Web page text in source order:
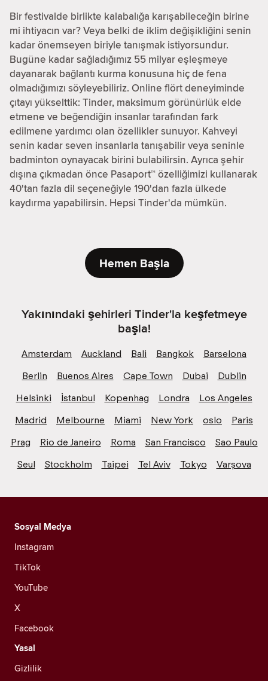
Bir festivalde birlikte kalabalığa karışabileceğin birine
mi ihtiyacın var? Veya belki de iklim değişikliğini senin
kadar önemseyen biriyle tanışmak istiyorsundur.
Bugüne kadar sağladığımız 55 milyar eşleşmeye
dayanarak bağlantı kurma konusuna hiç de fena
olmadığımızı söyleyebiliriz. Online flört deneyiminde
çıtayı yükselttik: Tinder, maksimum görünürlük elde
etmene ve beğendiğin insanlar tarafından fark
edilmene yardımcı olan özellikler sunuyor. Kahveyi
senin kadar seven insanlarla tanışabilir veya seninle
badminton oynayacak birini bulabilirsin. Ayrıca şehir
dışına çıkmadan önce Pasaport™ özelliğimizi kullanarak
40'tan fazla dil seçeneğiyle 190'dan fazla ülkede
kaydırma yapabilirsin. Hepsi Tinder'da mümkün.
Hemen Başla
Yakınındaki şehirleri Tinder'la keşfetmeye
başla!
Amsterdam Auckland Bali Bangkok
Barselona
Berlin
Buenos Aires Cape Town Dubai
Dublin
Helsinki
İstanbul Kopenhag Londra
Los Angeles
Madrid
Melbourne Miami New York oslo
Paris
Prag
Rio de Janeiro Roma San Francisco
Sao Paulo
Seul
Stockholm Taipei Tel Aviv Tokyo Varşova
Sosyal Medya
Instagram
TikTok
YouTube
X
Facebook
Yasal
Gizlilik